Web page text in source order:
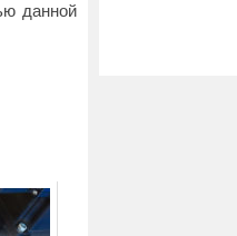
данной